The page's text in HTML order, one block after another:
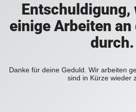
Entschuldigung,
einige Arbeiten an
durch.
Danke für deine Geduld. Wir arbeiten
sind in Kürze wieder